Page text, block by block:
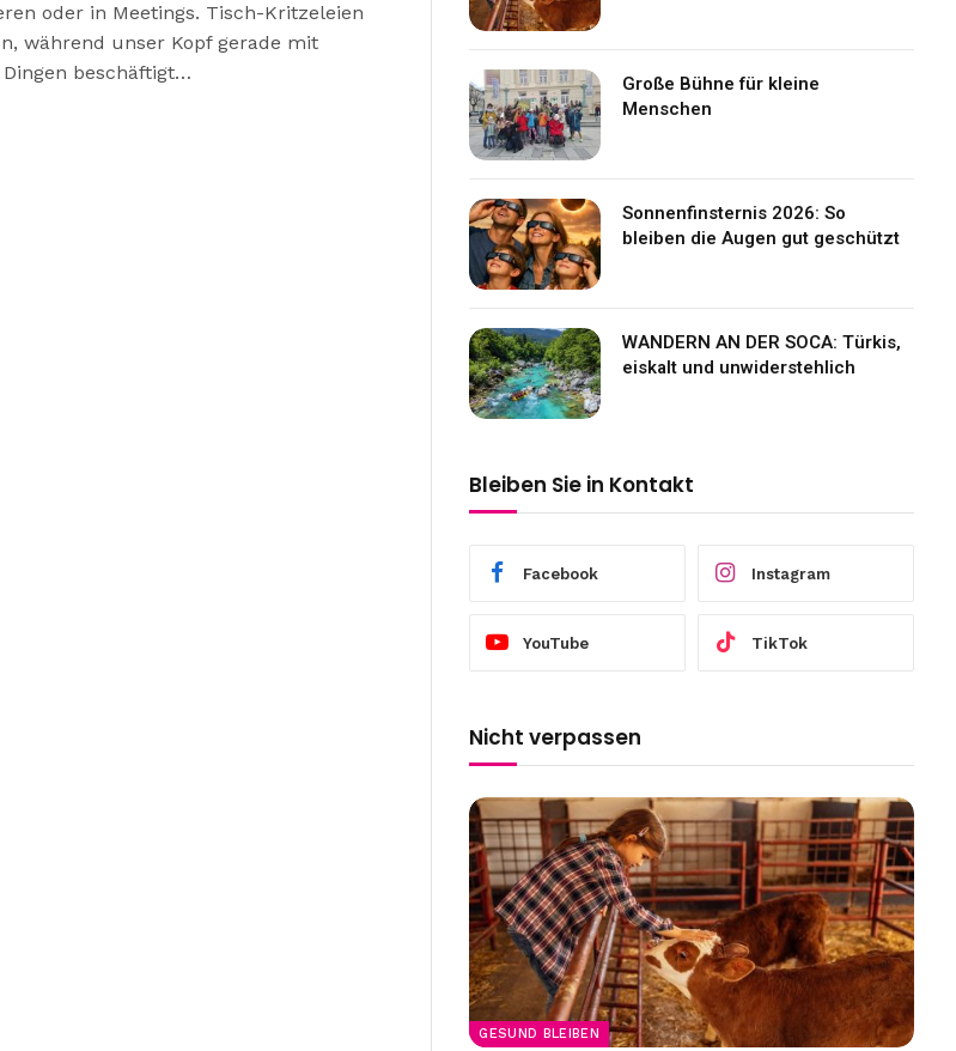
oder in Meetings. Tisch-Kritzeleien
während unser Kopf gerade mit
beschäftigt…
Große Bühne für kleine
Menschen
Sonnenfinsternis 2026: So
bleiben die Augen gut geschützt
WANDERN AN DER SOCA: Türkis,
eiskalt und unwiderstehlich
Bleiben Sie in Kontakt
Facebook Instagram
YouTube TikTok
Nicht verpassen
GESUND BLEIBEN